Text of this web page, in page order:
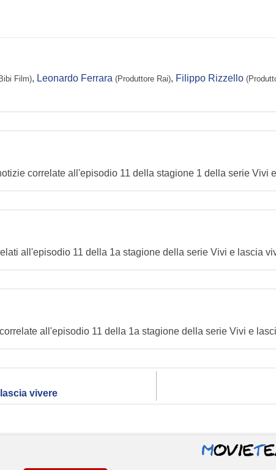
Film), Leonardo Ferrara (Produttore Rai), Filippo Rizzello
correlate all'episodio 11 della stagione 1 della serie Vivi
all'episodio 11 della 1a stagione della serie Vivi e lascia
all'episodio 11 della 1a stagione della serie Vivi e
vivere